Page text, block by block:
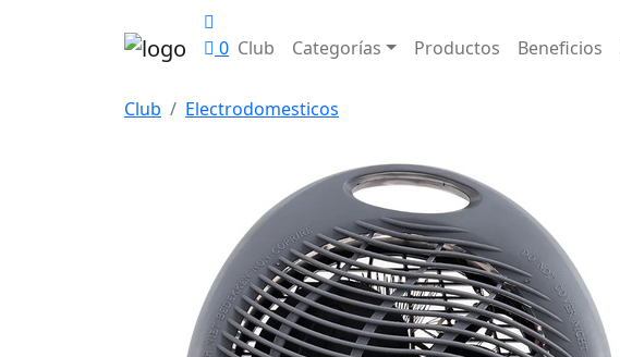
0 Club Categorías Productos Beneficios
Club
Electrodomesticos